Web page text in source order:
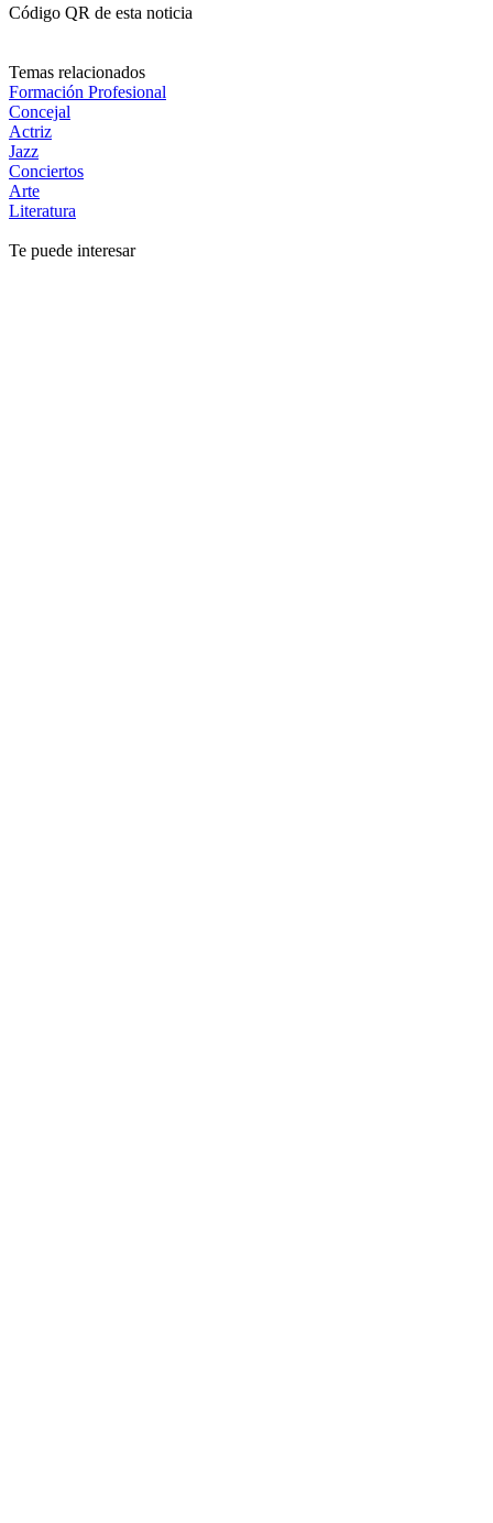
Código QR de esta noticia
Temas relacionados
Formación Profesional
Concejal
Actriz
Jazz
Conciertos
Arte
Literatura
Te puede interesar